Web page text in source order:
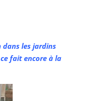
les jardins
fait encore à la